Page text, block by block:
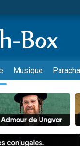
Vacances Pour les
ans, dans un
Musique Paracha